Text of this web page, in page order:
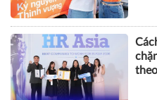
theo